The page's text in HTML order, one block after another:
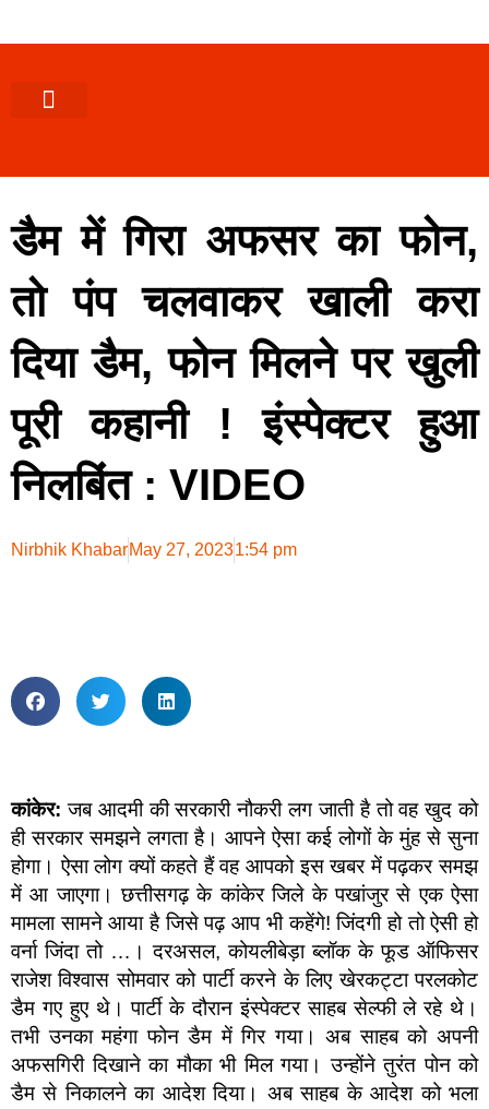
डैम में गिरा अफसर का फोन,
तो पंप चलवाकर खाली करा
दिया डैम, फोन मिलने पर खुली
पूरी कहानी ! इंस्पेक्टर हुआ
निलबिंत : VIDEO
Nirbhik KhabarMay 27, 20231:54 pm
कांकेर: जब आदमी की सरकारी नौकरी लग जाती है तो वह खुद को
ही सरकार समझने लगता है। आपने ऐसा कई लोगों के मुंह से सुना
होगा। ऐसा लोग क्यों कहते हैं वह आपको इस खबर में पढ़कर समझ
में आ जाएगा। छत्तीसगढ़ के कांकेर जिले के पखांजुर से एक ऐसा
मामला सामने आया है जिसे पढ़ आप भी कहेंगे! जिंदगी हो तो ऐसी हो
वर्ना जिंदा तो …। दरअसल, कोयलीबेड़ा ब्लॉक के फूड ऑफिसर
राजेश विश्वास सोमवार को पार्टी करने के लिए खेरकट्टा परलकोट
डैम गए हुए थे। पार्टी के दौरान इंस्पेक्टर साहब सेल्फी ले रहे थे।
तभी उनका महंगा फोन डैम में गिर गया। अब साहब को अपनी
अफसगिरी दिखाने का मौका भी मिल गया। उन्होंने तुरंत पोन को
डैम से निकालने का आदेश दिया। अब साहब के आदेश को भला